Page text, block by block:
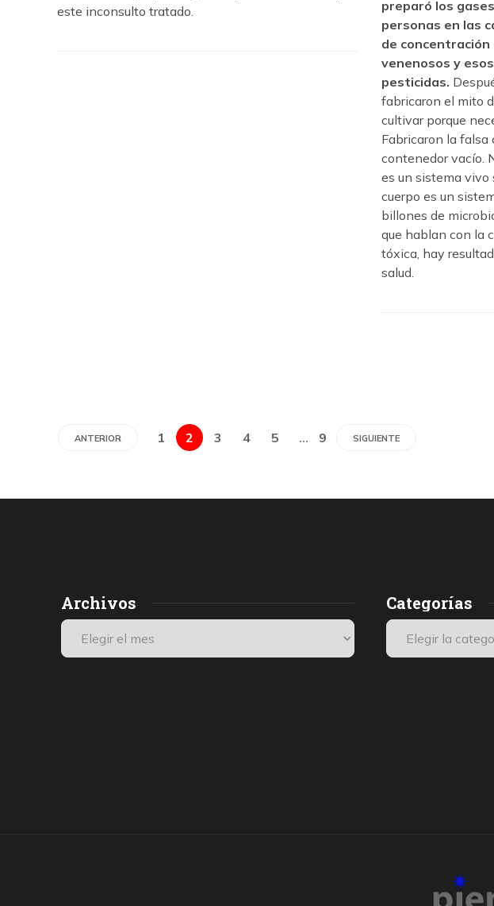
preparó los
personas en las
de
venenosos y
pesticidas.
fabricaron el mito
cultivar porque
Fabricaron la falsa
contenedor vacío.
es un sistema
cuerpo es un
billones de
que hablan con la
tóxica, hay
salud.
este inconsulto tratado.
ANTERIOR 1 2 3 4 5 … 9 SIGUIENTE
Archivos Categorías